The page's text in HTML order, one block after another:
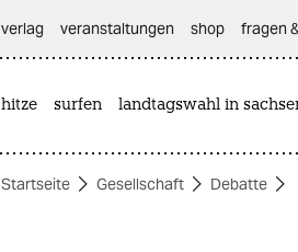
themen
verlag
veranstaltungen shop fragen
hitze surfen landtagswahl in
Startseite Gesellschaft Debatte